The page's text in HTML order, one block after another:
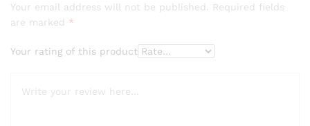
Your email address will not be published.
Required fields
are marked *
Your rating of this product